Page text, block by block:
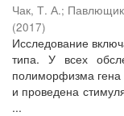
Чак, Т. А.;
(2017)
Исследование
типа. У всех
полиморфизма
и проведена
...